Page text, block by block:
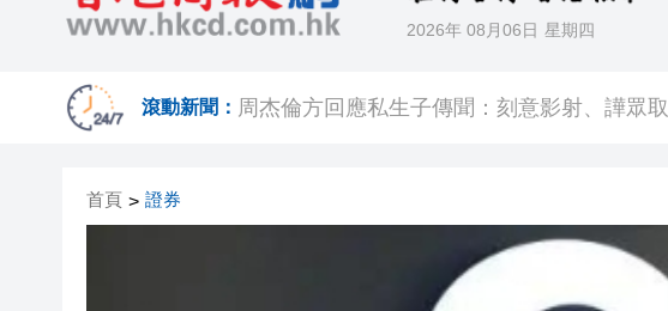
2026年 08月06日 星期四
滾動新聞： 有片丨被拐當事人披露「梅姨」本名謝家梅
有片｜油麻地私家車突後退釀3車串燒 司機不
有片丨香港填詞人黎彼得離世 享年76歲 曾為
首頁 > 證券